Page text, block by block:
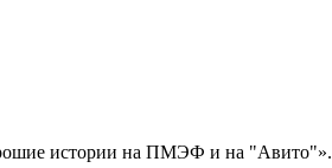
истории на ПМЭФ и на "Авито"».